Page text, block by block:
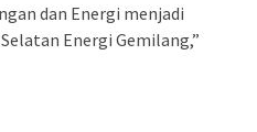
dan Energi menjadi
Energi Gemilang,”